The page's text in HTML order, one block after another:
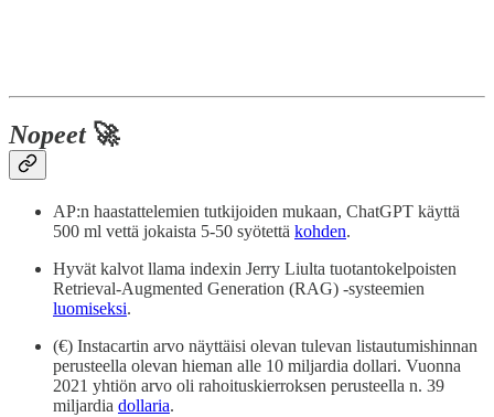
Nopeet🚀
AP:n haastattelemien tutkijoiden mukaan, ChatGPT käyttä
500 ml vettä jokaista 5-50 syötettä kohden.
Hyvät kalvot llama indexin Jerry Liulta tuotantokelpoisten
Retrieval-Augmented Generation (RAG) -systeemien
luomiseksi.
(€) Instacartin arvo näyttäisi olevan tulevan listautumishinnan
perusteella olevan hieman alle 10 miljardia dollari. Vuonna
2021 yhtiön arvo oli rahoituskierroksen perusteella n. 39
miljardia dollaria.